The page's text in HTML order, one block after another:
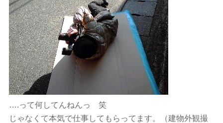
….って何してんねんっ 笑
じゃなくて本気で仕事してもらってます。（建物外観撮